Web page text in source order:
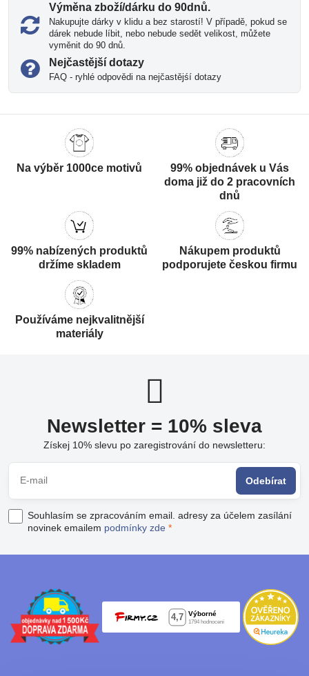
Výměna zboží/dárku do 90dnů​.
Nakupujte dárky v klidu a bez starostí! V případě, pokud se
dárek nebude líbit, nebo nebude sedět velikost, můžete
vyměnit do 90 dnů.
Nejčastější dotazy
FAQ - ryhlé odpovědi na nejčastějśí dotazy
Na výběr 1000ce motivů
99% objednávek u Vás
doma již do 2 pracovních
dnů
99% nabízených produktů
držíme skladem
Nákupem produktů
podporujete českou firmu
Používáme nejkvalitnější
materiály
Newsletter = 10% sleva
Získej 10% slevu po zaregistrování do newsletteru:
Odebírat
Souhlasím se zpracováním email. adresy za účelem zasílání
novinek emailem podmínky zde *